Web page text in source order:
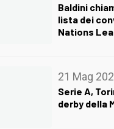
Baldini
lista dei
Nations
21 Mag
Serie A,
derby della